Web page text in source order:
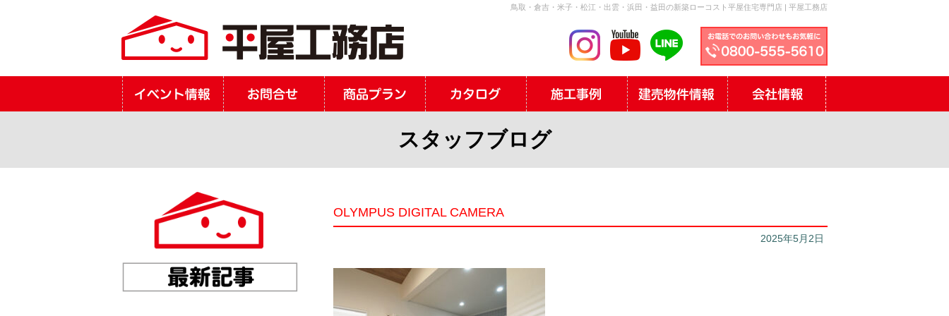
鳥取・倉吉・米子・松江・出雲・浜田・益田の新築ローコスト平屋住宅専門店 | 平屋工務店
スタッフブログ
OLYMPUS DIGITAL CAMERA
2025年5月2日